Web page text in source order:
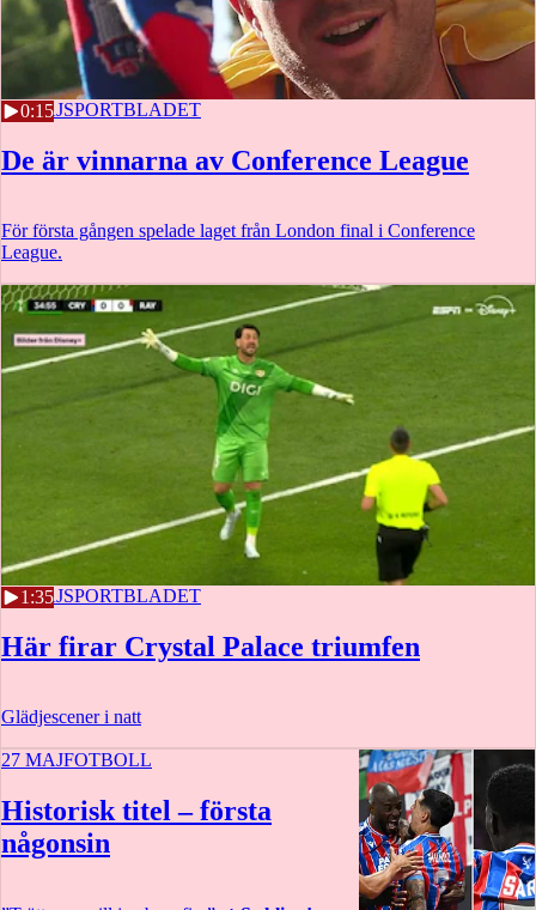
0:15
27 MAJSPORTBLADET
De är vinnarna av Conference League
För första gången spelade laget från London final i Conference
League.
1:35
27 MAJSPORTBLADET
Här firar Crystal Palace triumfen
Glädjescener i natt
27 MAJFOTBOLL
Historisk titel – första
någonsin